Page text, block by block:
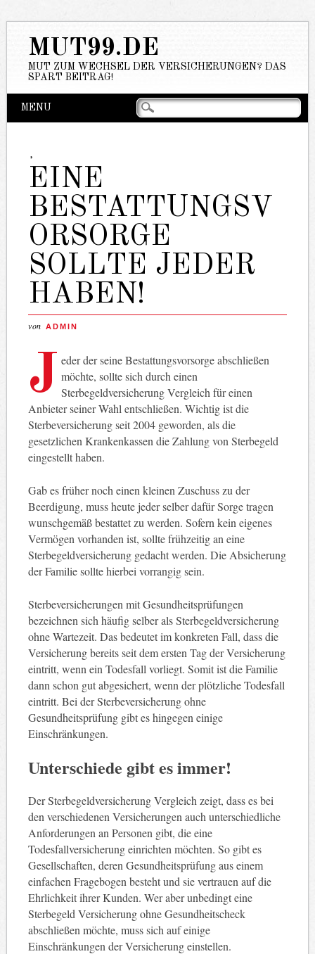
MUT99.DE
MUT ZUM WECHSEL DER VERSICHERUNGEN? DAS
SPART BEITRAG!
Hauptmenü
Zum
Inhalt
MENU
,
EINE
BESTATTUNGSV
ORSORGE
SOLLTE JEDER
HABEN!
von ADMIN
J
eder der seine Bestattungsvorsorge abschließen
möchte, sollte sich durch einen
Sterbegeldversicherung Vergleich für einen
Anbieter seiner Wahl entschließen. Wichtig ist die
Sterbeversicherung seit 2004 geworden, als die
gesetzlichen Krankenkassen die Zahlung von Sterbegeld
eingestellt haben.
Gab es früher noch einen kleinen Zuschuss zu der
Beerdigung, muss heute jeder selber dafür Sorge tragen
wunschgemäß bestattet zu werden. Sofern kein eigenes
Vermögen vorhanden ist, sollte frühzeitig an eine
Sterbegeldversicherung gedacht werden. Die Absicherung
der Familie sollte hierbei vorrangig sein.
Sterbeversicherungen mit Gesundheitsprüfungen
bezeichnen sich häufig selber als Sterbegeldversicherung
ohne Wartezeit. Das bedeutet im konkreten Fall, dass die
Versicherung bereits seit dem ersten Tag der Versicherung
eintritt, wenn ein Todesfall vorliegt. Somit ist die Familie
dann schon gut abgesichert, wenn der plötzliche Todesfall
eintritt. Bei der Sterbeversicherung ohne
Gesundheitsprüfung gibt es hingegen einige
Einschränkungen.
Unterschiede gibt es immer!
Der Sterbegeldversicherung Vergleich zeigt, dass es bei
den verschiedenen Versicherungen auch unterschiedliche
Anforderungen an Personen gibt, die eine
Todesfallversicherung einrichten möchten. So gibt es
Gesellschaften, deren Gesundheitsprüfung aus einem
einfachen Fragebogen besteht und sie vertrauen auf die
Ehrlichkeit ihrer Kunden. Wer aber unbedingt eine
Sterbegeld Versicherung ohne Gesundheitscheck
abschließen möchte, muss sich auf einige
Einschränkungen der Versicherung einstellen.